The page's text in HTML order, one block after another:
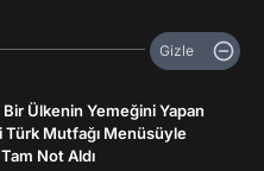
Gizle
Bir Ülkenin Yemeğini Yapan
Mutfağı Menüsüyle
Not Aldı